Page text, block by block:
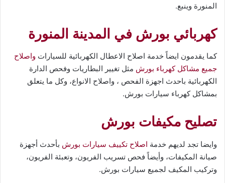
المنورة وينبع.
كهربائي بورش في المدينة المنورة
كما يقدمون ايضاً خدمة اصلاح الاعطال الكهربائية للسيارات واصلاح
جميع مشاكل كهرباء بورش مثل تغيير البطاريات وفحص الدارة
الكهربائية باحدث اجهزة الفحص ، واصلاح الانواع، وكل ما يتعلق
بمشاكل كهرباء سيارات بورش.
تصليح مكيفات بورش
وايضا تجد لديهم خدمة اصلاح تكييف سيارات بورش بأحدث أجهزة
صيانة المكيفات، وأيضاً فحص تسريب الفريون، وتعبئة الفريون،
وتركيب المكيف لجميع سيارات بورش.